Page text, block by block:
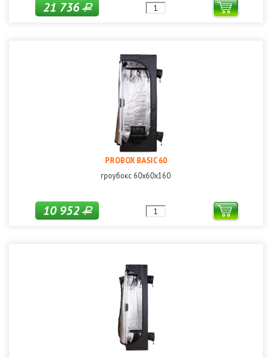
21 736Р
PROBOX BASIC 60
гроубокс 60х60х160
10 952Р